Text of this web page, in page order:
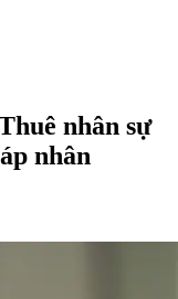
nhân sự
nhân